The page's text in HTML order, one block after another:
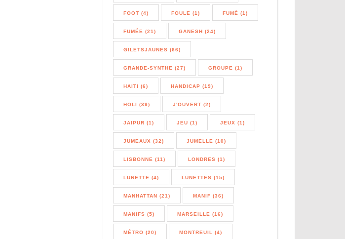
FOOT (4) FOULE (1) FUMÉ (1)
FUMÉE (21) GANESH (24)
GILETSJAUNES (66)
GRANDE-SYNTHE (27) GROUPE (1)
HAITI (6) HANDICAP (19)
HOLI (39) J'OUVERT (2)
JAIPUR (1) JEU (1) JEUX (1)
JUMEAUX (32) JUMELLE (10)
LISBONNE (11) LONDRES (1)
LUNETTE (4) LUNETTES (15)
MANHATTAN (21) MANIF (36)
MANIFS (5) MARSEILLE (16)
MÉTRO (20) MONTREUIL (4)